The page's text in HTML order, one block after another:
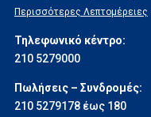
Περισσότερες Λεπτομέρειες
Τηλεφωνικό κέντρο:
210 5279000
Πωλήσεις – Συνδρομές:
210 5279178 έως 180